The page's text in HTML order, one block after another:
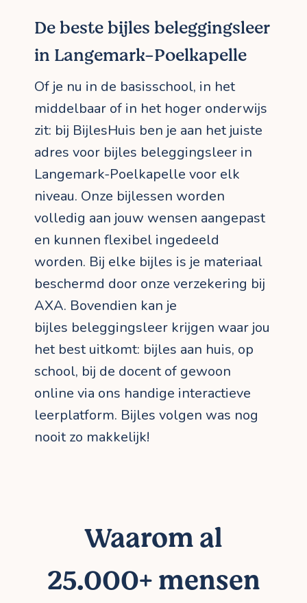
De beste bijles beleggingsleer
in Langemark-Poelkapelle
Of je nu in de basisschool, in het
middelbaar of in het hoger onderwijs
zit: bij BijlesHuis ben je aan het juiste
adres voor bijles beleggingsleer in
Langemark-Poelkapelle voor elk
niveau. Onze bijlessen worden
volledig aan jouw wensen aangepast
en kunnen flexibel ingedeeld
worden. Bij elke bijles is je materiaal
beschermd door onze verzekering bij
AXA. Bovendien kan je
bijles beleggingsleer krijgen waar jou
het best uitkomt: bijles aan huis, op
school, bij de docent of gewoon
online via ons handige interactieve
leerplatform. Bijles volgen was nog
nooit zo makkelijk!
Waarom al
25.000+ mensen